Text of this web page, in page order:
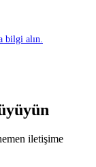
bilgi alın.
iletişime